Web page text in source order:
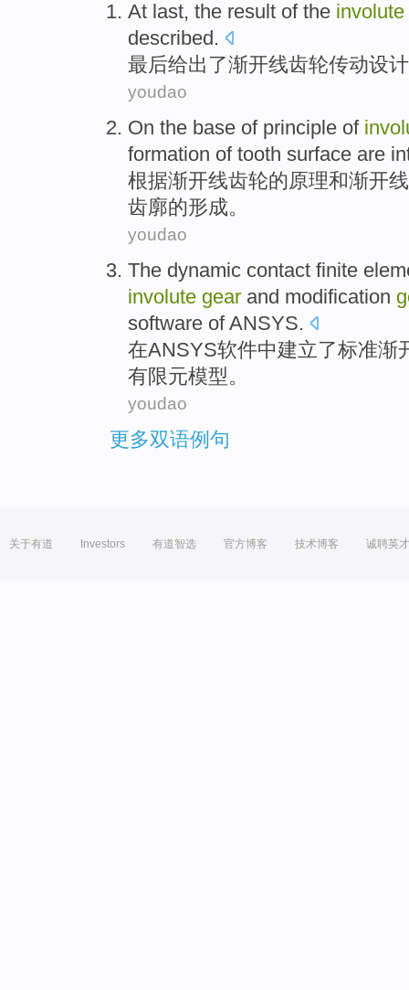
At last, the result of the involute
described .
最后给出 了渐开线齿轮传动设计
youdao
On the base of principle of
formation of tooth surface are
根据渐开线齿轮的原理和渐开
齿廓的形成。
youdao
The dynamic contact finite
involute gear and modification
software of ANSYS.
在ANSYS软件中建立了标准渐
有限元模型。
youdao
更多双语例句
关于有道 Investors 有道智选 官方博客 技术博客 诚聘英才